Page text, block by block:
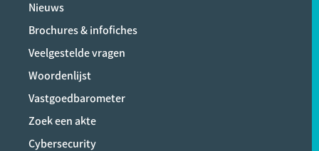
Nieuws
Brochures & infofiches
Veelgestelde vragen
Woordenlijst
Vastgoedbarometer
Zoek een akte
Cybersecurity